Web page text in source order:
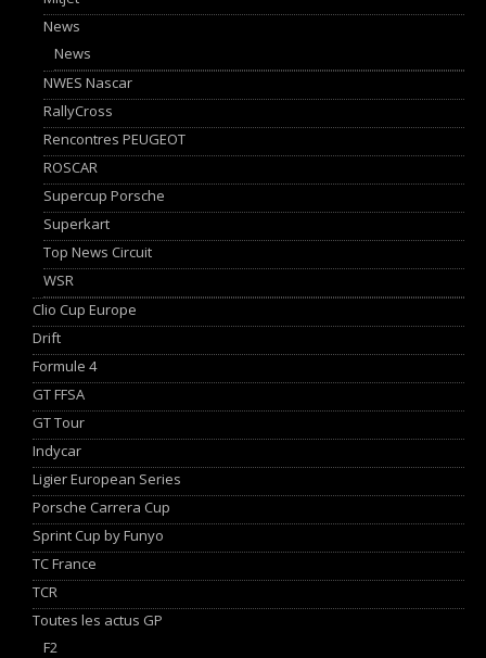
News
News
NWES Nascar
RallyCross
Rencontres PEUGEOT
ROSCAR
Supercup Porsche
Superkart
Top News Circuit
WSR
Clio Cup Europe
Drift
Formule 4
GT FFSA
GT Tour
Indycar
Ligier European Series
Porsche Carrera Cup
Sprint Cup by Funyo
TC France
TCR
Toutes les actus GP
F2